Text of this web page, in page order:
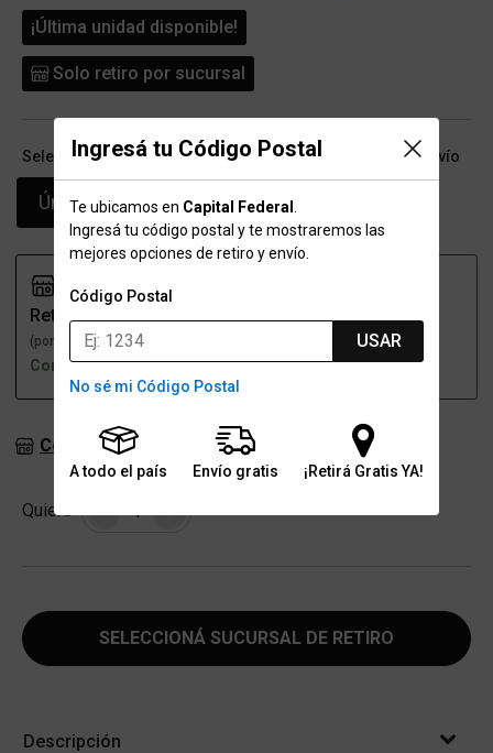
Ingresá tu Código Postal
Te ubicamos en Capital Federal
Ingresá tu código postal y te mostraremos las
mejores opciones de retiro y envío.
Código Postal
USAR
No sé mi Código Postal
A todo el país Envío gratis ¡Retirá Gratis YA!
¡Última unidad disponible!
Solo retiro por sucursal
Seleccioná talle (ARG) y conocé las opciones de retiro/envío
Único
Retiro
(por una sucursal)
Con stock
Envío
Opción no disponible
Consultar stock en sucursales
Quiero - +
SELECCIONÁ SUCURSAL DE RETIRO
Descripción